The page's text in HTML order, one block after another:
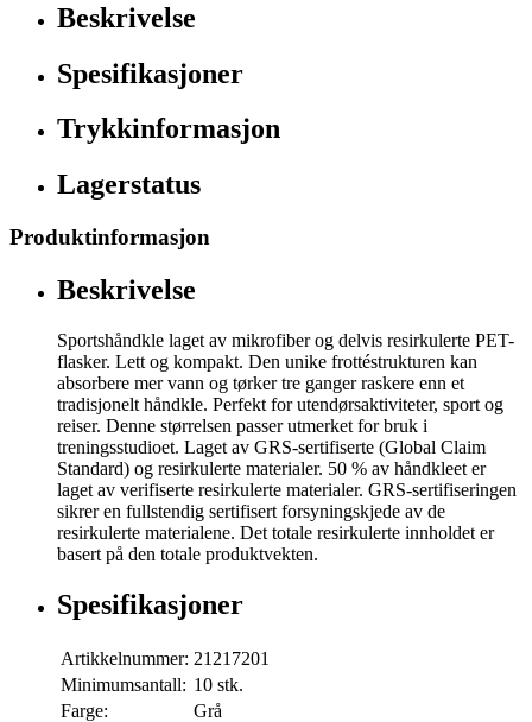
Beskrivelse
Spesifikasjoner
Trykkinformasjon
Lagerstatus
Produktinformasjon
Beskrivelse
Sportshåndkle laget av mikrofiber og delvis resirkulerte PET-
flasker. Lett og kompakt. Den unike frottéstrukturen kan
absorbere mer vann og tørker tre ganger raskere enn et
tradisjonelt håndkle. Perfekt for utendørsaktiviteter, sport og
reiser. Denne størrelsen passer utmerket for bruk i
treningsstudioet. Laget av GRS-sertifiserte (Global Claim
Standard) og resirkulerte materialer. 50 % av håndkleet er
laget av verifiserte resirkulerte materialer. GRS-sertifiseringen
sikrer en fullstendig sertifisert forsyningskjede av de
resirkulerte materialene. Det totale resirkulerte innholdet er
basert på den totale produktvekten.
Spesifikasjoner
Artikkelnummer: 21217201
Minimumsantall: 10 stk.
Farge:
Grå